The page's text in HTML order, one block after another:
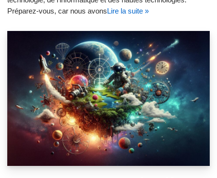
Préparez-vous, car nous avonsLire la suite »